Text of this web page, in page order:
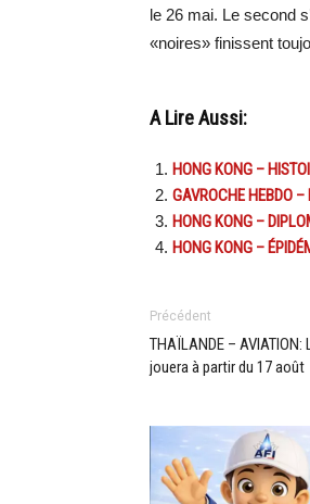
le 26 mai. Le second
«noires» finissent
A Lire Aussi:
HONG KONG –
GAVROCHE HEBDO
HONG KONG –
HONG KONG –
Précédent
THAÏLANDE –
jouera à partir du 17 août